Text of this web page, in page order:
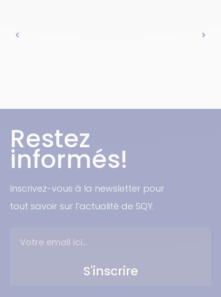
Restez
informés!
Inscrivez-vous à la newsletter pour
tout savoir sur l’actualité de SQY.
S'inscrire